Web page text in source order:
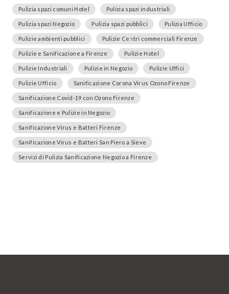
Pulizia spazi comuni Hotel Pulizia spazi industriali
Pulizia spazi Negozio Pulizia spazi pubblici Pulizia Ufficio
Pulizie ambienti pubblici Pulizie Centri commerciali Firenze
Pulizie e Sanificazione a Firenze Pulizie Hotel
Pulizie Industriali Pulizie in Negozio Pulizie Uffici
Pulizie Ufficio Sanificazione Corona Virus Ozono Firenze
Sanificazione Covid-19 con Ozono Firenze
Sanificazione e Pulizie in Negozio
Sanificazione Virus e Batteri Firenze
Sanificazione Virus e Batteri San Piero a Sieve
Servizi di Pulizia Sanificazione Negozio a Firenze